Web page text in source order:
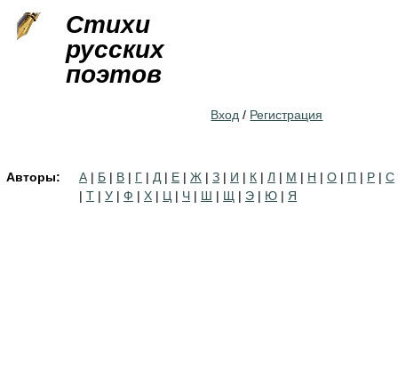
Стихи
русских
поэтов
Вход / Регистрация
Авторы: А | Б | В | Г | Д | Е | Ж | З | И | К | Л | М | Н | О | П | Р | С
| Т | У | Ф | Х | Ц | Ч | Ш | Щ | Э | Ю | Я